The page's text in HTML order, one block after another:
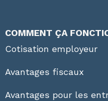
COMMENT ÇA
Cotisation employeur
Avantages fiscaux
Avantages pour les